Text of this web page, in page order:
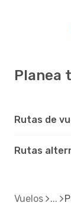
Planea
Rutas de
Rutas
Vuelos